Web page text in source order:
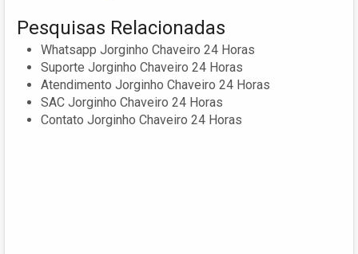
Pesquisas Relacionadas
Whatsapp Jorginho Chaveiro 24 Horas
Suporte Jorginho Chaveiro 24 Horas
Atendimento Jorginho Chaveiro 24 Horas
SAC Jorginho Chaveiro 24 Horas
Contato Jorginho Chaveiro 24 Horas